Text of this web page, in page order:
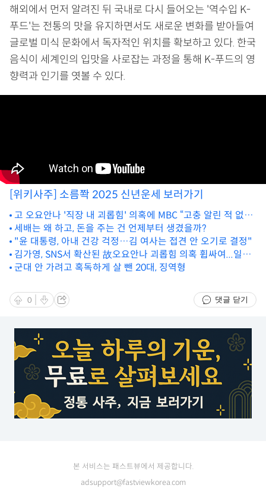
해외에서 먼저 알려진 뒤 국내로 다시 들어오는 '역수입 K-
푸드'는 전통의 맛을 유지하면서도 새로운 변화를 받아들여
글로벌 미식 문화에서 독자적인 위치를 확보하고 있다. 한국
음식이 세계인의 입맛을 사로잡는 과정을 통해 K-푸드의 영
향력과 인기를 엿볼 수 있다.
[위키사주] 소름쫙 2025 신년운세 보러가기
고 오요안나 '직장 내 괴롭힘' 의혹에 MBC “고충 알린 적 없었
다” [전문]
세배는 왜 하고, 돈을 주는 건 언제부터 생겼을까?
"윤 대통령, 아내 건강 걱정…김 여사는 접견 안 오기로 결정"
김가영, SNS서 확산된 故오요안나 괴롭힘 의혹 휩싸여...일주
어터 옹호
군대 안 가려고 혹독하게 살 뺀 20대, 징역형
0 댓글 닫기
본 서비스는 패스트뷰에서 제공합니다.
adsupport@fastviewkorea.com